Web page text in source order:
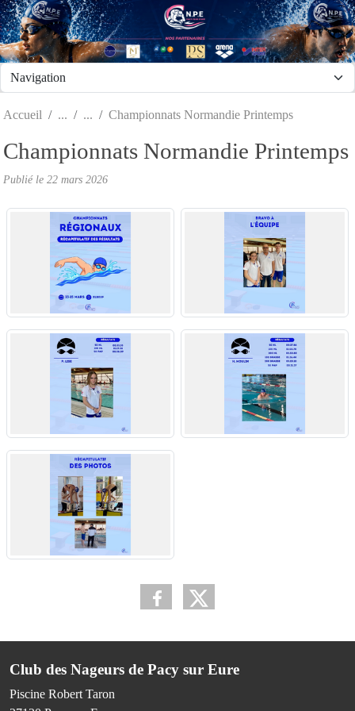
Accueil Championnats Normandie Printemps
Championnats Normandie Printemps
Publié le 22 mars 2026
Club des Nageurs de Pacy sur Eure
Piscine Robert Taron
Panneau de gestion des cookies